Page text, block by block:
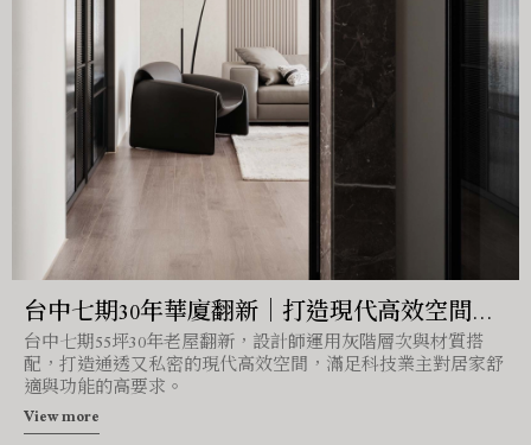
台中七期30年華廈翻新｜打造現代高效空間｜
尚仁隱居｜台中室內設計公司
台中七期55坪30年老屋翻新，設計師運用灰階層次與材質搭
配，打造通透又私密的現代高效空間，滿足科技業主對居家舒
適與功能的高要求。
View more